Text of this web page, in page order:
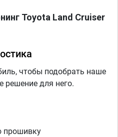
Toyota Land Cruiser
чтобы подобрать наше
решение для него.
прошивку